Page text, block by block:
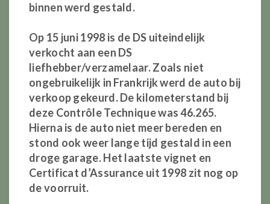
binnen werd gestald.
Op 15 juni 1998 is de DS uiteindelijk
verkocht aan een DS
liefhebber/verzamelaar. Zoals niet
ongebruikelijk in Frankrijk werd de auto bij
verkoop gekeurd. De kilometerstand bij
deze Contrôle Technique was 46.265.
Hierna is de auto niet meer bereden en
stond ook weer lange tijd gestald in een
droge garage. Het laatste vignet en
Certificat d’Assurance uit 1998 zit nog op
de voorruit.